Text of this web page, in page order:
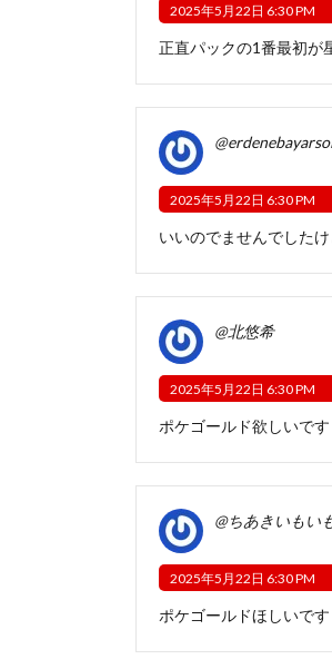
2025年5月22日 6:30 PM
正直パックの1番最初が
2025年5月22日 6:30 PM
いいのでませんでしたけ
@北悠希
2025年5月22日 6:30 PM
ポケゴールド欲しいです
@ちあきいもい
2025年5月22日 6:30 PM
ポケゴールドほしいです